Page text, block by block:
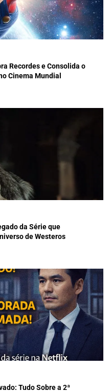
Recordes e Consolida o
Cinema Mundial
da Série que
de Westeros
Tudo Sobre a 2ª